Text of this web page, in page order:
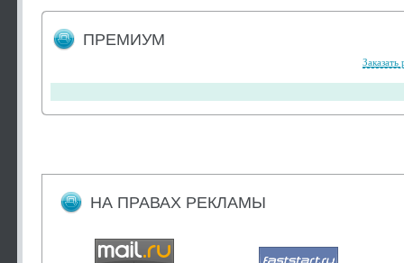
ПРЕМИУМ
Заказать
НА ПРАВАХ РЕКЛАМЫ